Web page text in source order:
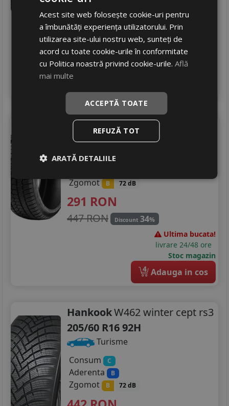
308RON
426 RON Discount 27%
Ultima bucata!
Stoc magazin
OvationW586205/60 R16 92H
Turisme
Consum E
Zgomot B 72 dB
291 RON
447 RON Discount 34%
Ultima bucata!
livrare 24/48 ore
Stoc magazin
4 Adauga in cos
HankookW462 winter cept rs3
205/60 R16 92H
Turisme
Consum
C
Aderenta B
Zgomot B 72 dB
Acest site web folosește cookie-uri pentru
a îmbunătăți experiența utilizatorului. Prin
utilizarea site-ului nostru web, sunteți de
acord cu toate cookie-urile în conformitate
cu Politica noastră privind cookie-urile.Află
mai multe
ACCEPTĂ TOATE
REFUZĂ TOT
ARATĂ DETALIILE